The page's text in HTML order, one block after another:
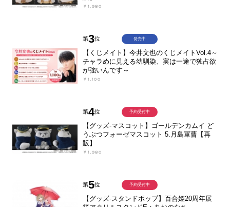
￥1,980
第3位
【くじメイト】今井文也のくじメイトVol.4～
チャラめに見える幼馴染、実は一途で独占欲
が強いんです～
￥1,100
発売中
第4位
【グッズ-マスコット】ゴールデンカムイ ど
うぶつフォーゼマスコット 5.月島軍曹【再
販】
￥1,980
予約受付中
第5位
【グッズ-スタンドポップ】百合姫20周年展
予約受付中